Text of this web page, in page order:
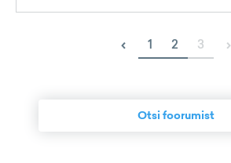
‹ 1 2 3 ›
Otsi foorumist